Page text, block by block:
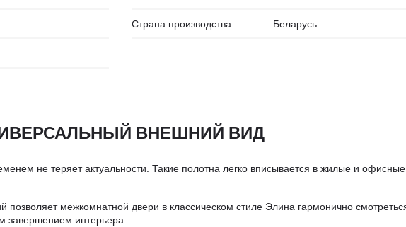
Страна производства Беларусь
ВНЕШНИЙ ВИД
не теряет актуальности. Такие полотна легко вписывается в жилые и
позволяет межкомнатной двери в классическом стиле Элина гармонично
завершением интерьера.